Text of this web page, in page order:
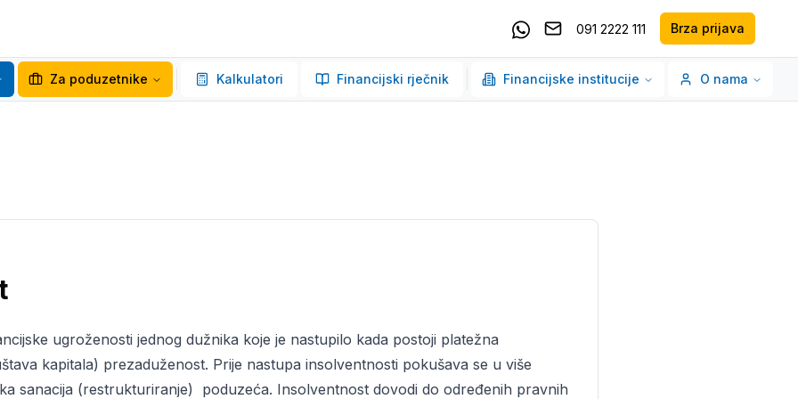
Kontaktirajte nas putem Whatsappa
091 2222 111 Brza prijava
Za poduzetnike Kalkulatori Financijski rječnik Financijske institucije O nama
ugroženosti jednog dužnika koje je nastupilo kada postoji platežna
kapitala) prezaduženost. Prije nastupa insolventnosti pokušava se u više
sanacija (restrukturiranje) poduzeća. Insolventnost dovodi do određenih pravnih